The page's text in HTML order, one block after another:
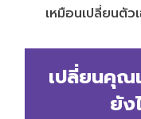
เหมือนเปลี่ยนตัว
เปลี่ยนคุณ
ยัง